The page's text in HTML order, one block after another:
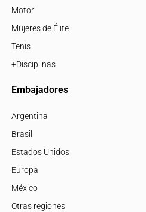
Motor
Mujeres de Élite
Tenis
+Disciplinas
Embajadores
Argentina
Brasil
Estados Unidos
Europa
México
Otras regiones